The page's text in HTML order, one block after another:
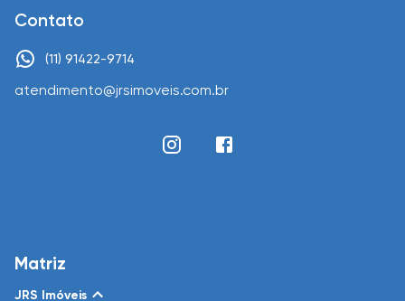
Contato
(11) 91422-9714
atendimento@jrsimoveis.com.br
Matriz
JRS Imóveis